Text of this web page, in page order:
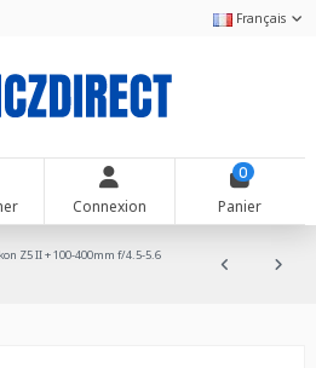
Français
Connexion
0
Panier
Z5 II + 100-400mm f/4.5-5.6